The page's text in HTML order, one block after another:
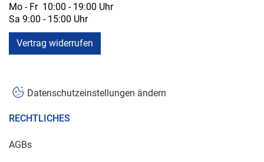
Mo - Fr 10:00 - 19:00 Uhr
Sa 9:00 - 15:00 Uhr
Vertrag widerrufen
Datenschutzeinstellungen ändern
RECHTLICHES
AGBs